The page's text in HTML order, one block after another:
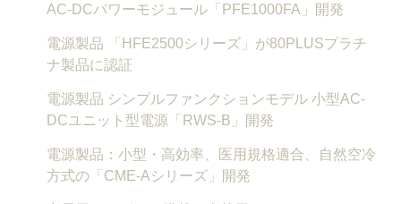
AC-DCパワーモジュール「PFE1000FA」開発
電源製品 「HFE2500シリーズ」が80PLUSプラチ
ナ製品に認証
電源製品 シンプルファンクションモデル 小型AC-
DCユニット型電源「RWS-B」開発
電源製品：小型・高効率、医用規格適合、自然空冷
方式の「CME-Aシリーズ」開発